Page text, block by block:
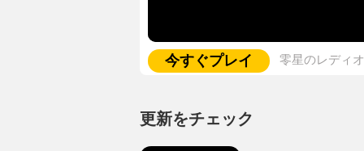
今すぐプレイ 零星のレディ
更新をチェック